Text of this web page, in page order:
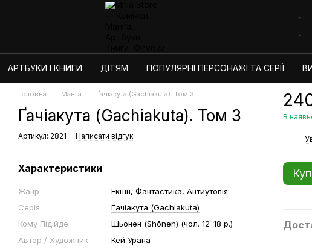
АРТБУКИ І КНИГИ ДІТЯМ ПОПУЛЯРНІ ПЕРСОНАЖІ ТА СЕРІЇ
Головна Манга Ґачіакута (Gachiakuta). Том 3
Ґачіакута (Gachiakuta). Том 3
Артикул: 2821 Написати відгук
Характеристики
Жанр
Екшн, Фантастика, Антиутопія
Серія
Ґачіакута (Gachiakuta)
Кому Підійде
Шьонен (Shōnen) (чол. 12-18 р.)
Автор / Художник
Кей Урана
В